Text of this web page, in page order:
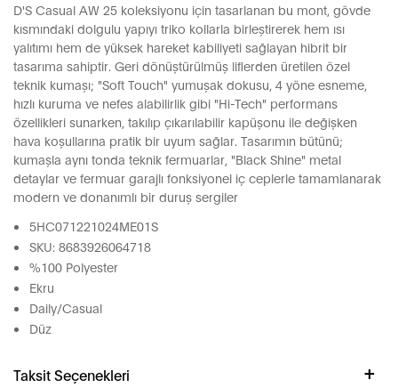
D'S Casual AW 25 koleksiyonu için tasarlanan bu mont, gövde
kısmındaki dolgulu yapıyı triko kollarla birleştirerek hem ısı
yalıtımı hem de yüksek hareket kabiliyeti sağlayan hibrit bir
tasarıma sahiptir. Geri dönüştürülmüş liflerden üretilen özel
teknik kumaşı; "Soft Touch" yumuşak dokusu, 4 yöne esneme,
hızlı kuruma ve nefes alabilirlik gibi "Hi-Tech" performans
özellikleri sunarken, takılıp çıkarılabilir kapüşonu ile değişken
hava koşullarına pratik bir uyum sağlar. Tasarımın bütünü;
kumaşla aynı tonda teknik fermuarlar, "Black Shine" metal
detaylar ve fermuar garajlı fonksiyonel iç ceplerle tamamlanarak
modern ve donanımlı bir duruş sergiler
5HC071221024ME01S
SKU: 8683926064718
%100 Polyester
Ekru
Daily/Casual
Düz
Taksit Seçenekleri